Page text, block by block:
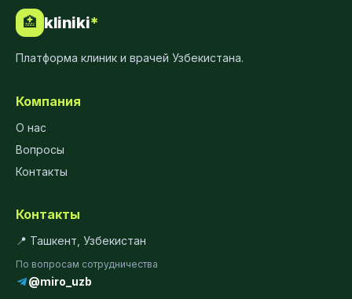
🏥 kliniki*
Платформа клиник и врачей Узбекистана.
Компания
О нас
Вопросы
Контакты
Контакты
📍 Ташкент, Узбекистан
По вопросам сотрудничества
@miro_uzb